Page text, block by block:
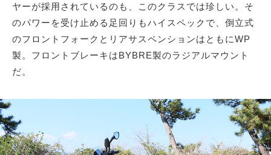
ヤーが採用されているのも、このクラスでは珍しい。そ
のパワーを受け止める足回りもハイスペックで、倒立式
のフロントフォークとリアサスペンションはともにWP
製。フロントブレーキはBYBRE製のラジアルマウント
だ。
COLUMN
MAGAZINE
ABOUT SITE
サイトマップ